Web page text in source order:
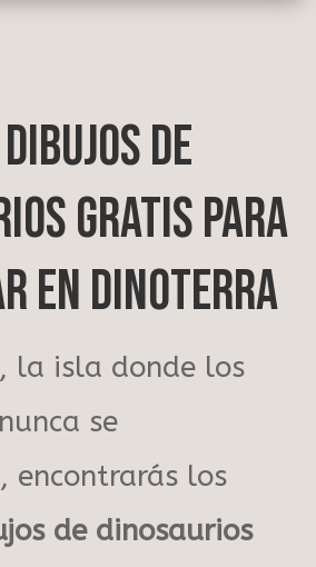
de
gratis para
en Dinoterra
, la isla donde los
se
encontrarás los
de dinosaurios